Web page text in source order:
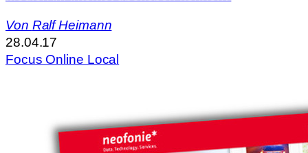
Von Ralf Heimann
28.04.17
Focus Online Local